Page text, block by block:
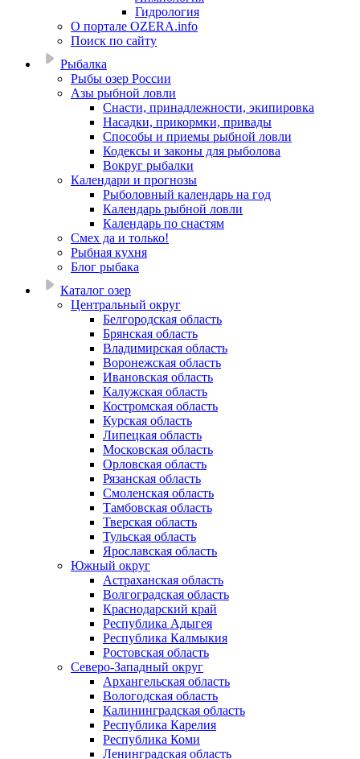
Гидрология
О портале OZERA.info
Поиск по сайту
Рыбалка
Рыбы озер России
Азы рыбной ловли
Снасти, принадлежности, экипировка
Насадки, прикормки, привады
Способы и приемы рыбной ловли
Кодексы и законы для рыболова
Вокруг рыбалки
Календари и прогнозы
Рыболовный календарь на год
Календарь рыбной ловли
Календарь по снастям
Смех да и только!
Рыбная кухня
Блог рыбака
Каталог озер
Центральный округ
Белгородская область
Брянская область
Владимирская область
Воронежская область
Ивановская область
Калужская область
Костромская область
Курская область
Липецкая область
Московская область
Орловская область
Рязанская область
Смоленская область
Тамбовская область
Тверская область
Тульская область
Ярославская область
Южный округ
Астраханская область
Волгоградская область
Краснодарский край
Республика Адыгея
Республика Калмыкия
Ростовская область
Северо-Западный округ
Архангельская область
Вологодская область
Калининградская область
Республика Карелия
Республика Коми
Ленинградская область